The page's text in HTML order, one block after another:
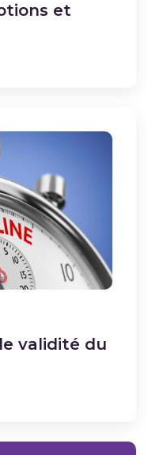
et
validité du